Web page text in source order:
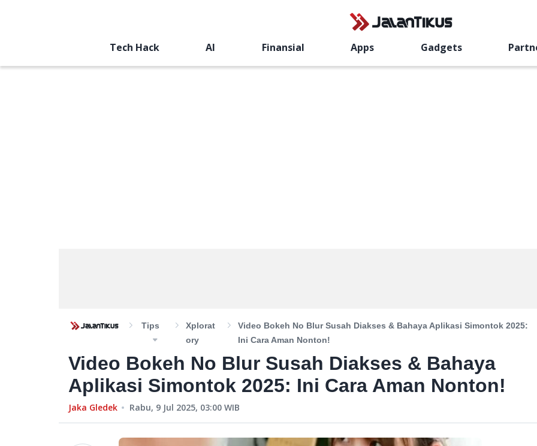
Tech Hack AI Finansial Apps Gadgets
Tips
Xplorat
Ory
Video Bokeh No Blur Susah Diakses & Bahaya Aplikasi Simontok 2025:
Ini Cara Aman Nonton!
Video Bokeh No Blur Susah Diakses & Bahaya
Aplikasi Simontok 2025: Ini Cara Aman Nonton!
Jaka Gledek Rabu, 9 Jul 2025, 03:00 WIB